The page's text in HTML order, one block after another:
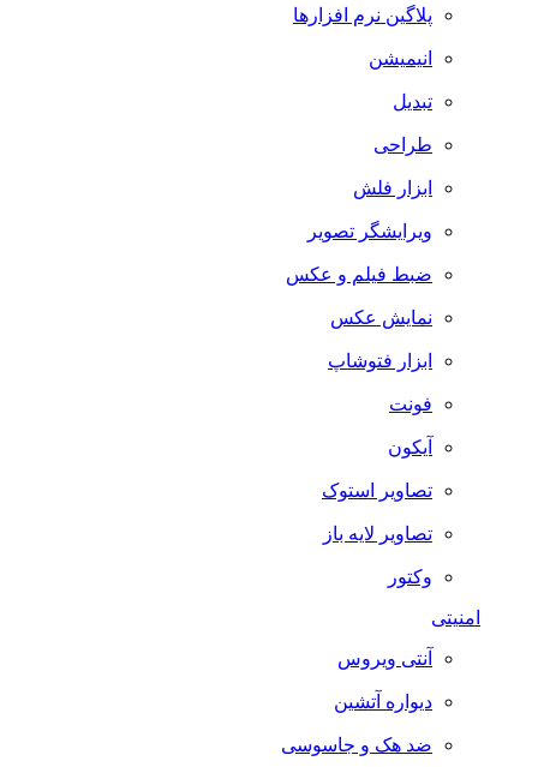
پلاگین نرم افزارها
انیمیشن
تبدیل
طراحی
ابزار فلش
ویرایشگر تصویر
ضبط فيلم و عكس
نمایش عکس
ابزار فتوشاپ
فونت
آیکون
تصاویر استوک
تصاویر لایه باز
وکتور
امنیتی
آنتی ویروس
دیواره آتشین
ضد هک و جاسوسی